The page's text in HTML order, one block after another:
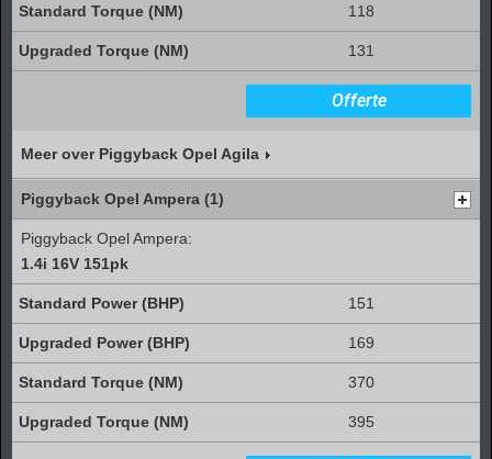
118
131
Offerte
Meer over Piggyback Opel Agila
Piggyback Opel Ampera (1)
Piggyback Opel Ampera:
1.4i 16V 151pk
151
169
370
395